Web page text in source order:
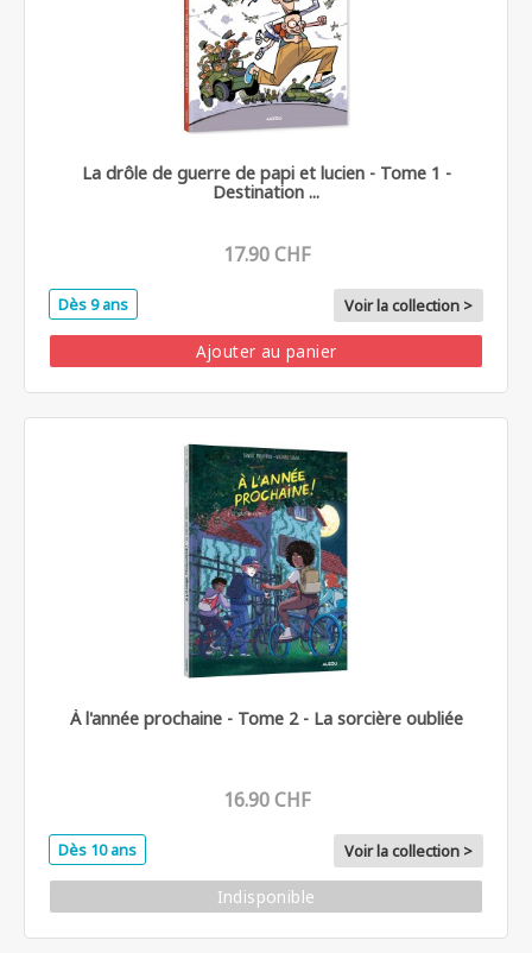
La drôle de guerre de papi et lucien - Tome 1 -
Destination ...
17.90 CHF
Dès 9 ans Voir la collection >
Ajouter au panier
À l'année prochaine - Tome 2 - La sorcière oubliée
16.90 CHF
Dès 10 ans Voir la collection >
Indisponible